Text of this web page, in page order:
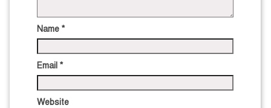
Name *
Email *
Website